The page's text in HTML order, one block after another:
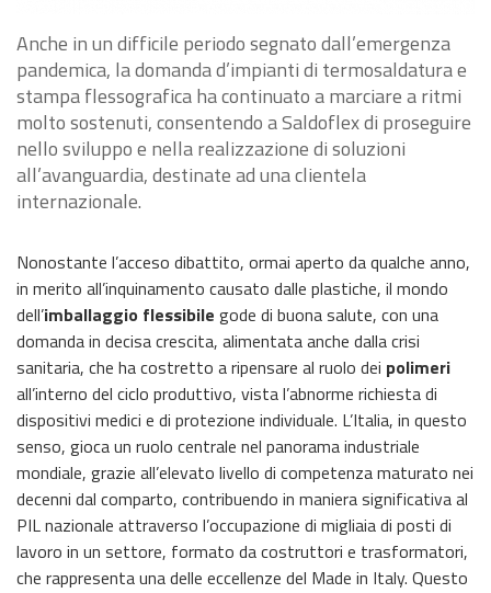
Anche in un difficile periodo segnato dall’emergenza
pandemica, la domanda d’impianti di termosaldatura e
stampa flessografica ha continuato a marciare a ritmi
molto sostenuti, consentendo a Saldoflex di proseguire
nello sviluppo e nella realizzazione di soluzioni
all’avanguardia, destinate ad una clientela
internazionale.
Nonostante l’acceso dibattito, ormai aperto da qualche anno,
in merito all’inquinamento causato dalle plastiche, il mondo
dell’imballaggio flessibile gode di buona salute, con una
domanda in decisa crescita, alimentata anche dalla crisi
sanitaria, che ha costretto a ripensare al ruolo dei polimeri
all’interno del ciclo produttivo, vista l’abnorme richiesta di
dispositivi medici e di protezione individuale. L’Italia, in questo
senso, gioca un ruolo centrale nel panorama industriale
mondiale, grazie all’elevato livello di competenza maturato nei
decenni dal comparto, contribuendo in maniera significativa al
PIL nazionale attraverso l’occupazione di migliaia di posti di
lavoro in un settore, formato da costruttori e trasformatori,
che rappresenta una delle eccellenze del Made in Italy. Questo